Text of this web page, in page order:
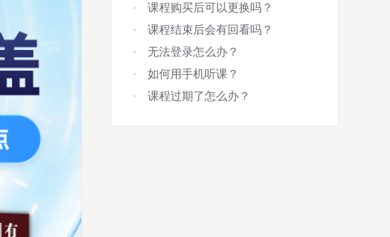
课程购买后可以更换吗？
课程结束后会有回看吗？
无法登录怎么办？
如何用手机听课？
课程过期了怎么办？